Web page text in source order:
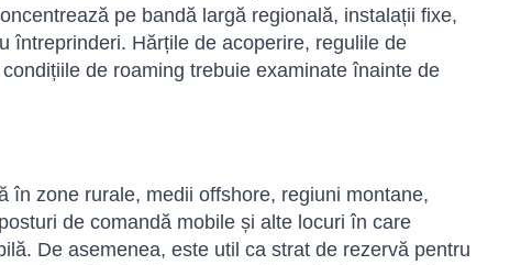
pe bandă largă regională, instalații fixe,
întreprinderi. Hărțile de acoperire, regulile de
de roaming trebuie examinate înainte de
în zone rurale, medii offshore, regiuni montane,
de comandă mobile și alte locuri în care
De asemenea, este util ca strat de rezervă pentru